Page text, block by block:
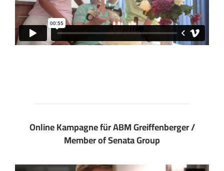
Online Kampagne für ABM Greiffenberger /
Member of Senata Group